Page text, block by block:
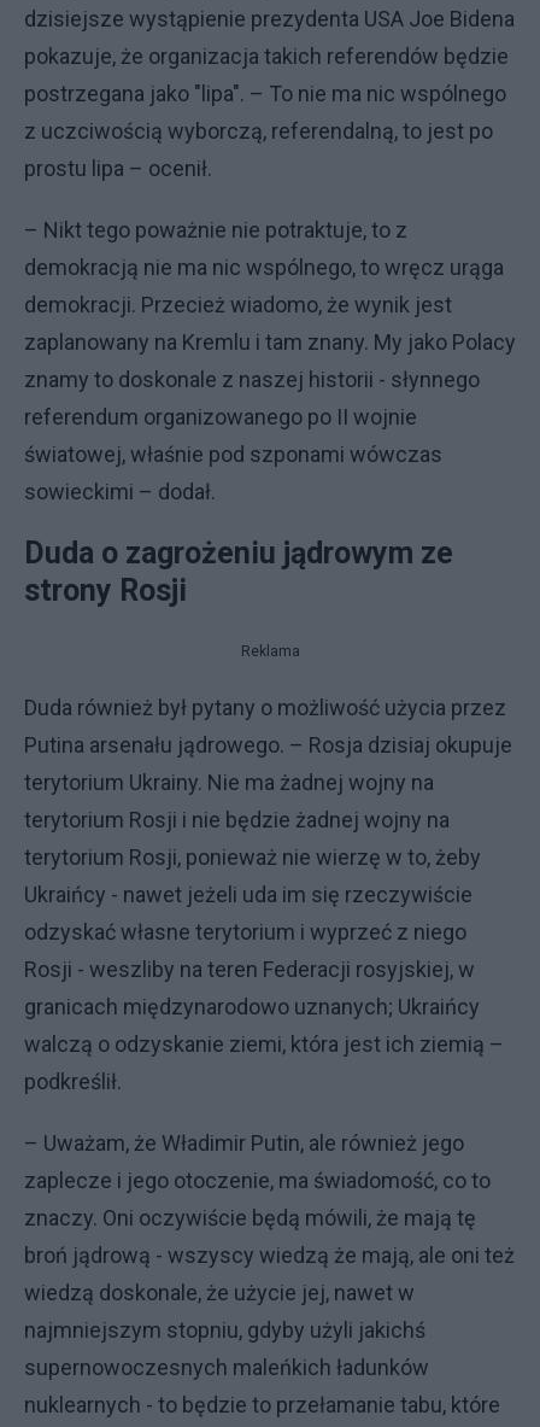
dzisiejsze wystąpienie prezydenta USA Joe Bidena
pokazuje, że organizacja takich referendów będzie
postrzegana jako "lipa". – To nie ma nic wspólnego
z uczciwością wyborczą, referendalną, to jest po
prostu lipa – ocenił.
– Nikt tego poważnie nie potraktuje, to z
demokracją nie ma nic wspólnego, to wręcz urąga
demokracji. Przecież wiadomo, że wynik jest
zaplanowany na Kremlu i tam znany. My jako Polacy
znamy to doskonale z naszej historii - słynnego
referendum organizowanego po II wojnie
światowej, właśnie pod szponami wówczas
sowieckimi – dodał.
Duda o zagrożeniu jądrowym ze
strony Rosji
Reklama
Duda również był pytany o możliwość użycia przez
Putina arsenału jądrowego. – Rosja dzisiaj okupuje
terytorium Ukrainy. Nie ma żadnej wojny na
terytorium Rosji i nie będzie żadnej wojny na
terytorium Rosji, ponieważ nie wierzę w to, żeby
Ukraińcy - nawet jeżeli uda im się rzeczywiście
odzyskać własne terytorium i wyprzeć z niego
Rosji - weszliby na teren Federacji rosyjskiej, w
granicach międzynarodowo uznanych; Ukraińcy
walczą o odzyskanie ziemi, która jest ich ziemią –
podkreślił.
– Uważam, że Władimir Putin, ale również jego
zaplecze i jego otoczenie, ma świadomość, co to
znaczy. Oni oczywiście będą mówili, że mają tę
broń jądrową - wszyscy wiedzą że mają, ale oni też
wiedzą doskonale, że użycie jej, nawet w
najmniejszym stopniu, gdyby użyli jakichś
supernowoczesnych maleńkich ładunków
nuklearnych - to będzie to przełamanie tabu, które